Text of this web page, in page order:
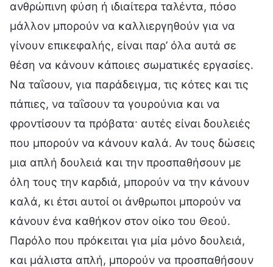
ανθρώπινη φύση ή ιδιαίτερα ταλέντα, πόσο
μάλλον μπορούν να καλλιεργηθούν για να
γίνουν επικεφαλής, είναι παρ’ όλα αυτά σε
θέση να κάνουν κάποιες σωματικές εργασίες.
Να ταΐσουν, για παράδειγμα, τις κότες και τις
πάπιες, να ταΐσουν τα γουρούνια και να
φροντίσουν τα πρόβατα· αυτές είναι δουλειές
που μπορούν να κάνουν καλά. Αν τους δώσεις
μια απλή δουλειά και την προσπαθήσουν με
όλη τους την καρδιά, μπορούν να την κάνουν
καλά, κι έτσι αυτοί οι άνθρωποι μπορούν να
κάνουν ένα καθήκον στον οίκο του Θεού.
Παρόλο που πρόκειται για μία μόνο δουλειά,
και μάλιστα απλή, μπορούν να προσπαθήσουν